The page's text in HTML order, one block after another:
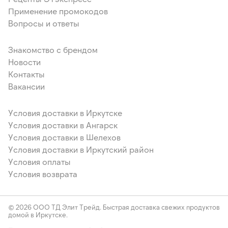
антиокислитель аскорбиновая кислота, вещество для
обработки муки L-цистеин, ферменты (ксиланазы и альфа-
амилазы) – инактивируются в выпеченной продукции;
пастеризованный; пищевая добавка - краситель
(хлорофилла медные комплексы, куркумин); глюкоза
глюкоза, гидролизат казеина, бактериальная закваска;
ароматизатор пищевой «Миндаль».
Может содержать следы арахиса, кунжута,
сельдерея и сои.
В продукте могут наблюдаться фрагменты
скорлупы орехов.
В виду технологических особенностей производства,
на поверхности изделий могут наблюдаться другие
компоненты в виде вкраплений.
Применение промокодов
Вопросы и ответы
Знакомство с брендом
Новости
Контакты
Вакансии
Условия доставки в Иркутске
Условия доставки в Ангарск
Условия доставки в Шелехов
Условия доставки в Иркутский район
Условия оплаты
Условия возврата
© 2026 ООО ТД Элит Трейд. Быстрая доставка свежих продуктов
домой в Иркутске.